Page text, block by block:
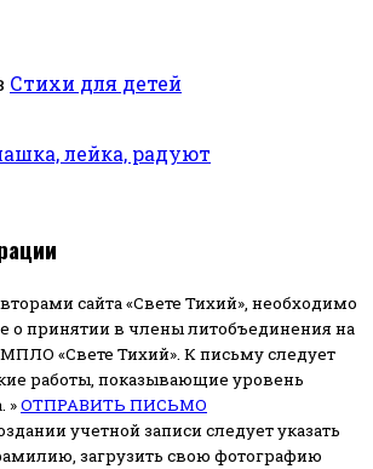
Стихи для детей
лейка, радуют
сайта «Свете Тихий», необходимо
о принятии в члены литобъединения на
«Свете Тихий». К письму следует
работы, показывающие уровень
»ОТПРАВИТЬ ПИСЬМО
учетной записи следует указать
загрузить свою фотографию